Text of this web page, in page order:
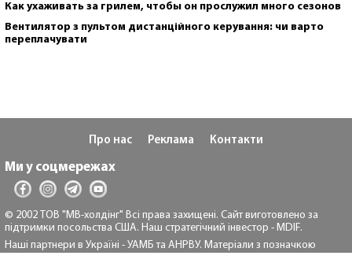
Как ухаживать за грилем, чтобы он прослужил много сезонов
Вентилятор з пультом дистанційного керування: чи варто
переплачувати
Про нас Реклама Контакти
Ми у соцмережах
© 2002 ТОВ "МВ-холдінг" Всі права захищені. Сайт виготовлено за
підтримки посольства США. Наш стратегічний інвестор - MDIF.
Наші партнери в Україні - УАМБ та АНРВУ. Матеріали з позначкою